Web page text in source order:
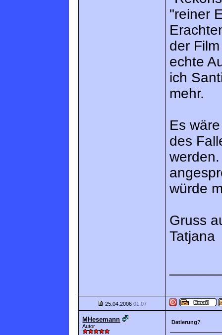
"reiner
der
echte
ich
mehr.
Es
des
würde
Gruss
Tatjana
25.04.200601:07
MHesemann
Autor
Datierung?